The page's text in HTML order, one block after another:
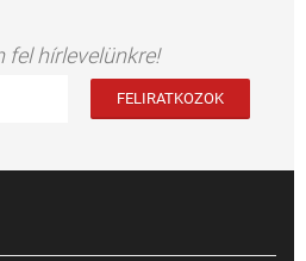
fel hírlevelünkre!